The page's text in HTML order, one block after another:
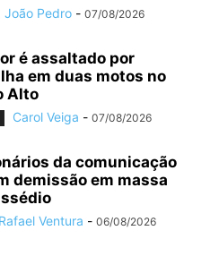
João Pedro - 07/08/2026
é assaltado por
em duas motos no
Alto
Carol Veiga - 07/08/2026
da comunicação
demissão em massa
Rafael Ventura - 06/08/2026